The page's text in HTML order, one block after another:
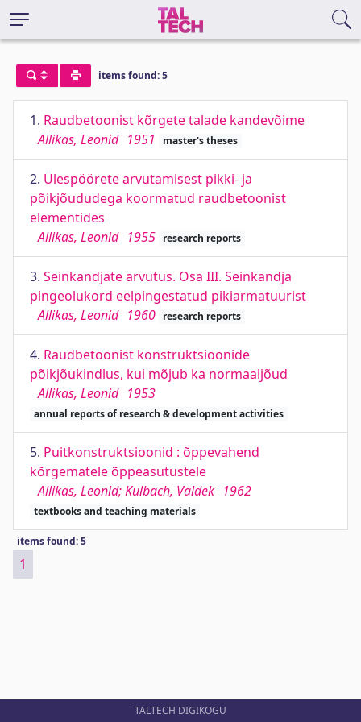
items found: 5
1. Raudbetoonist kõrgete talade kandevõime
Allikas, Leonid 1951 master's theses
2. Ülespöörete arvutamisest pikki- ja
põikjõududega koormatud raudbetoonist
elementides
Allikas, Leonid 1955 research reports
3. Seinkandjate arvutus. Osa III. Seinkandja
pingeolukord eelpingestatud pikiarmatuurist
Allikas, Leonid 1960 research reports
4. Raudbetoonist konstruktsioonide
põikjõukindlus, kui mõjub ka normaaljõud
Allikas, Leonid 1953
annual reports of research & development activities
5. Puitkonstruktsioonid : õppevahend
kõrgematele õppeasutustele
Allikas, Leonid; Kulbach, Valdek 1962
textbooks and teaching materials
items found: 5
1
TALTECH DIGIKOGU